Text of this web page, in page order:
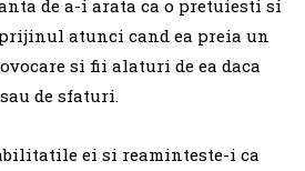
de a-i arata ca o pretuiesti si
atunci cand ea preia un
si fii alaturi de ea daca
de sfaturi.
ei si reaminteste-i ca